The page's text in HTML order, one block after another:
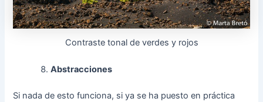
Contraste tonal de verdes y rojos
Abstracciones
Si nada de esto funciona, si ya se ha puesto en práctica